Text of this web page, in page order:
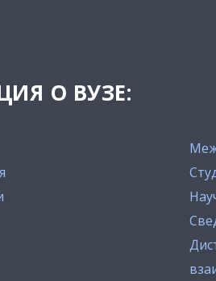
О ВУЗЕ: